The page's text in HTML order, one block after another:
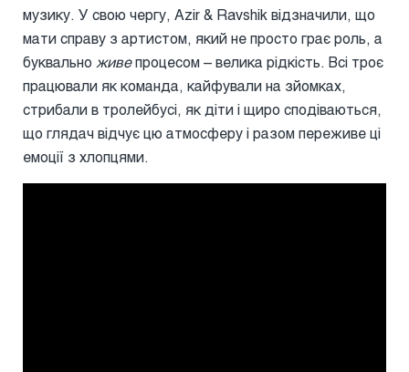
музику. У свою чергу, Azir & Ravshik відзначили, що
мати справу з артистом, який не просто грає роль, а
буквально живепроцесом – велика рідкість. Всі троє
працювали як команда, кайфували на зйомках,
стрибали в тролейбусі, як діти і щиро сподіваються,
що глядач відчує цю атмосферу і разом переживе ці
емоції з хлопцями.